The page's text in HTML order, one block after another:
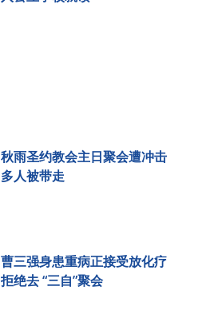
秋雨圣约教会主日聚会遭冲击
多人被带走
曹三强身患重病正接受放化疗
拒绝去 “三自”聚会